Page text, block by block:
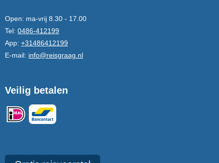
Open: ma-vrij 8.30 - 17.00
Tel: 0486-412199
App: +31486412199
E-mail: info@reisgraag.nl
Veilig betalen